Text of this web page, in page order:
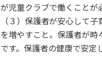
が児童クラブで働くことが
（３）保護者が安心して
を増やすこと。保護者が時
です。保護者の健康で安定